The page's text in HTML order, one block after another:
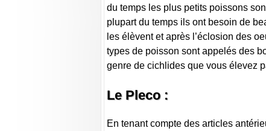
du temps les plus petits poissons
plupart du temps ils ont besoin de
les élèvent et après l’éclosion des
types de poisson sont appelés des
genre de cichlides que vous élevez
Le Pleco :
En tenant compte des articles